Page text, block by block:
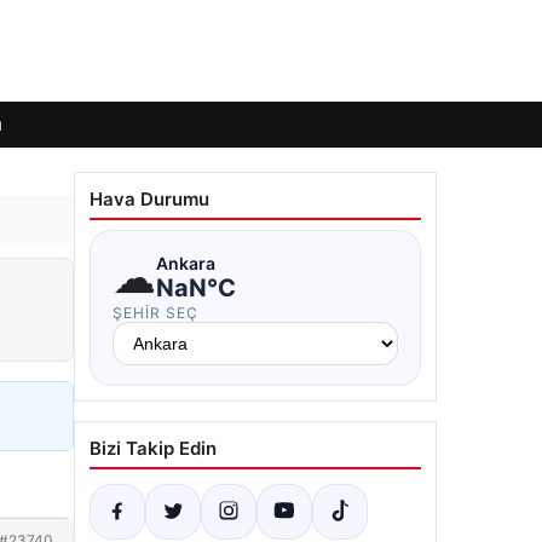
Hava Durumu
☁Ankara
NaN°C
ŞEHIR SEÇ
Bizi Takip Edin